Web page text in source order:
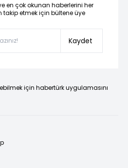
en çok okunan haberlerini her
etmek için bültene üye
Kaydet
için habertürk uygulamasını